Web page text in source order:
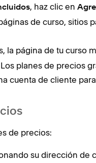
, haz clic en
de curso, sitios
la página de tu curso
planes de precios
cuenta de cliente
de precios:
su dirección de